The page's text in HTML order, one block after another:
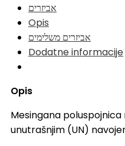
אביזרים
Opis
אביזרים משלימים
Dodatne informacije
Opis
Mesingana
unutrašnjim (UN)